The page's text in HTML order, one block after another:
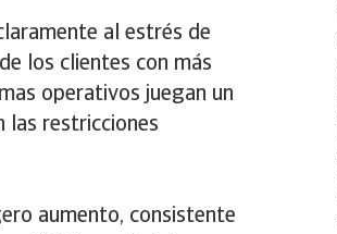
al estrés de
los clientes con más
operativos juegan un
las restricciones
aumento, consistente